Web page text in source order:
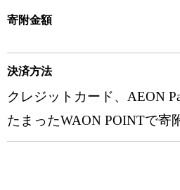
寄附金額
決済方法
クレジットカード、AEON
たまったWAON POINTで寄